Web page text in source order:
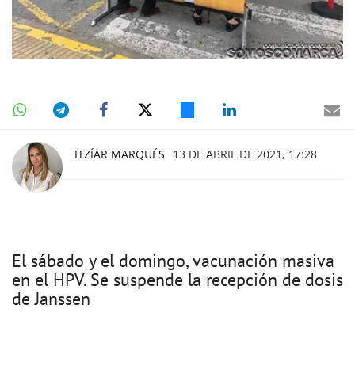
ITZÍAR MARQUÉS 13 DE ABRIL DE 2021, 17:28
El sábado y el domingo, vacunación masiva
en el HPV. Se suspende la recepción de dosis
de Janssen